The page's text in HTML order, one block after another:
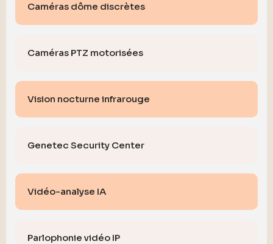
Caméras dôme discrètes
Caméras PTZ motorisées
Vision nocturne infrarouge
Genetec Security Center
Vidéo-analyse IA
Parlophonie vidéo IP